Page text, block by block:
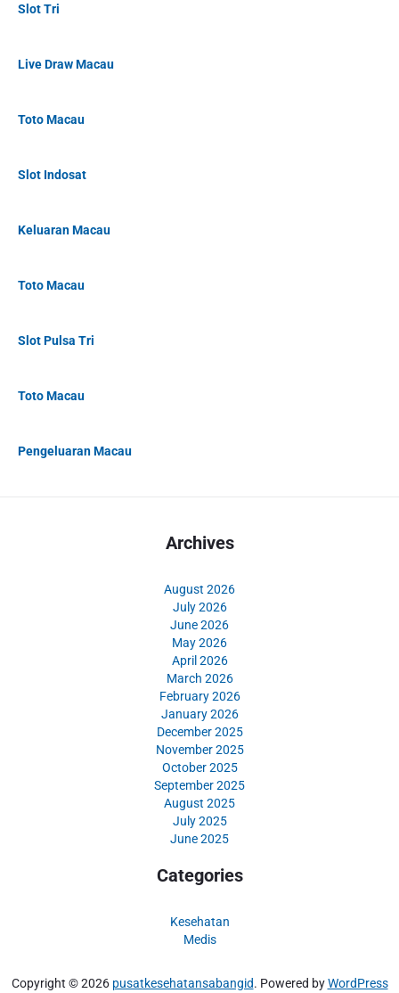
Slot Tri
Live Draw Macau
Toto Macau
Slot Indosat
Keluaran Macau
Toto Macau
Slot Pulsa Tri
Toto Macau
Pengeluaran Macau
Archives
August 2026
July 2026
June 2026
May 2026
April 2026
March 2026
February 2026
January 2026
December 2025
November 2025
October 2025
September 2025
August 2025
July 2025
June 2025
Categories
Kesehatan
Medis
Copyright © 2026 pusatkesehatansabangid. Powered byWordPress